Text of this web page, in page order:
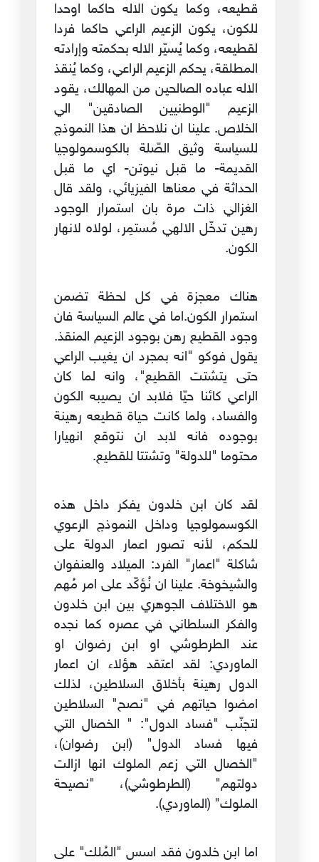
قطيعه، وكما يكون الاله حاكما اوحدا
للكون، يكون الزعيم الراعي حاكما فردا
لقطيعه، وكما يُسيّر الاله بحكمته وإرادته
المطلقة، يحكم الزعيم الراعي، وكما يُنقذ
الاله عباده الصالحين من المهالك، يقود
الزعيم "الوطنيين الصادقين" الي
الخلاص. علينا ان نلاحظ ان هذا النموذج
للسياسة وثيق الصّلة بالكوسمولوجيا
القديمة- ما قبل نيوتن- اي ما قبل
الحداثة في معناها الفيزيائي، ولقد قال
الغزالي ذات مرة بان استمرار الوجود
رهين تدخّل الالهي مُستمِر، لولاه لانهار
الكون.
هناك معجزة في كل لحظة تضمن
استمرار الكون.اما في عالم السياسة فان
وجود القطيع رهن بوجود الزعيم المنقذ.
يقول فوكو "انه بمجرد ان يغيب الراعي
حتى يتشتت القطيع"، وانه لما كان
الراعي كائنا حيّا فلابد ان يصيبه الكون
والفساد، ولما كانت حياة قطيعه رهينة
بوجوده فانه لابد ان نتوقع انهيارا
محتوما "للدولة" وتشتتا للقطيع.
لقد كان ابن خلدون يفكر داخل هذه
الكوسمولوجيا وداخل النموذج الرعوي
للحكم، لأنه تصور اعمار الدولة على
شاكلة "اعمار" الفرد: الميلاد والعنفوان
والشيخوخة. علينا ان نُؤكّد على امر مُهم
هو الاختلاف الجوهري بين ابن خلدون
والفكر السلطاني في عصره كما نجده
عند الطرطوشي او ابن رضوان او
الماوردي: لقد اعتقد هؤلاء ان اعمار
الدول رهينة بأخلاق السلاطين، لذلك
امضوا حياتهم في "نصح" السلاطين
لتجنّب "فساد الدول": " الخصال التي
فيها فساد الدول" (ابن رضوان)،
"الخصال التي زعم الملوك انها ازالت
دولتهم" (الطرطوشي)، "نصيحة
الملوك" (الماوردي).
اما ابن خلدون فقد اسس "المُلك" على